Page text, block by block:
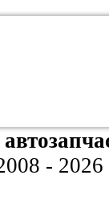
- 2026